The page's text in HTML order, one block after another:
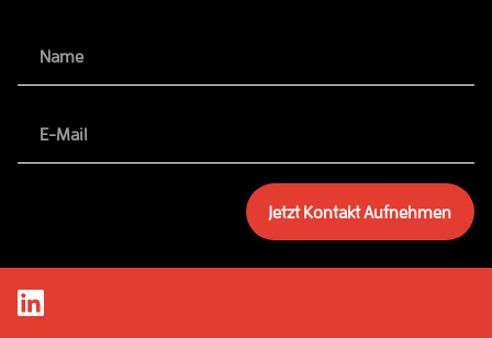
Jetzt Kontakt Aufnehmen